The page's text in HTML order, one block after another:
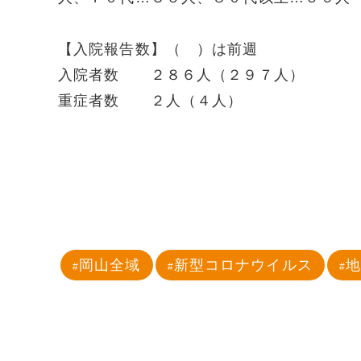
【入院報告数】（ ）は前週
入院者数 ２８６人（２９７人）
重症者数 ２人（４人）
岡山全域 新型コロナウイルス